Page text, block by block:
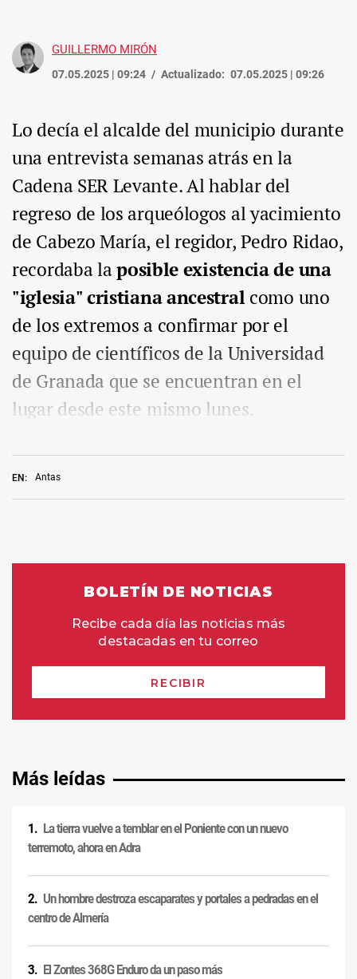
GUILLERMO MIRÓN
07.05.2025 | 09:24 Actualizado: 07.05.2025 | 09:26
EN: Antas
Lo decía el alcalde del municipio durante
una entrevista semanas atrás en la
Cadena SER Levante. Al hablar del
regreso de los arqueólogos al yacimiento
de Cabezo María, el regidor, Pedro Ridao,
recordaba laposible existencia de una
"iglesia" cristiana ancestral como uno
de los extremos a confirmar por el
equipo de científicos de la Universidad
de Granada que se encuentran en el
lugar desde este mismo lunes.
Más leídas
La tierra vuelve a temblar en el Poniente con un nuevo
terremoto, ahora en Adra
Un hombre destroza escaparates y portales a pedradas en el
centro de Almería
El Zontes 368G Enduro da un paso más